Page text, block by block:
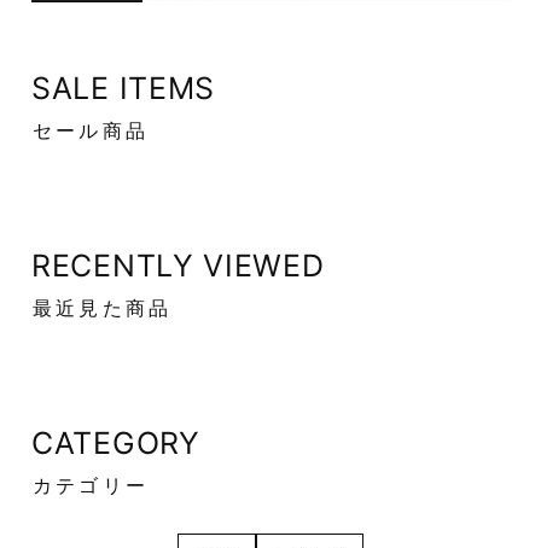
SALE ITEMS
セール商品
RECENTLY VIEWED
最近見た商品
CATEGORY
カテゴリー